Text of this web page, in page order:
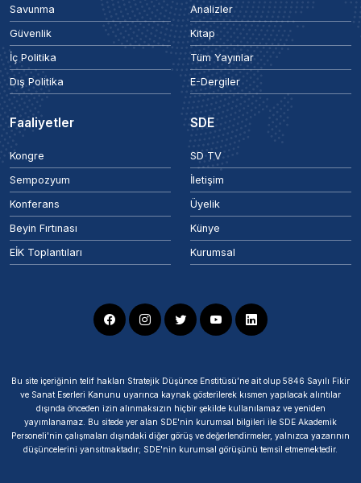
Savunma
Güvenlik
İç Politika
Dış Politika
Analizler
Kitap
Tüm Yayınlar
E-Dergiler
Faaliyetler
Kongre
Sempozyum
Konferans
Beyin Fırtınası
EİK Toplantıları
SDE
SD TV
İletişim
Üyelik
Künye
Kurumsal
Bu site içeriğinin telif hakları Stratejik Düşünce Enstitüsü’ne ait olup 5846 Sayılı Fikir
ve Sanat Eserleri Kanunu uyarınca kaynak gösterilerek kısmen yapılacak alıntılar
dışında önceden izin alınmaksızın hiçbir şekilde kullanılamaz ve yeniden
yayımlanamaz. Bu sitede yer alan SDE'nin kurumsal bilgileri ile SDE Akademik
Personeli'nin çalışmaları dışındaki diğer görüş ve değerlendirmeler, yalnızca yazarının
düşüncelerini yansıtmaktadır; SDE'nin kurumsal görüşünü temsil etmemektedir.